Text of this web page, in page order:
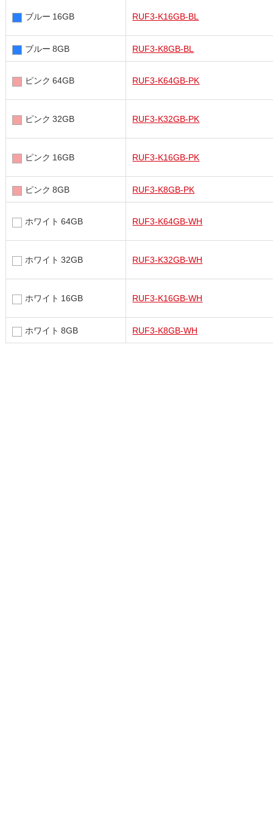
ブルー 16GB RUF3-K16GB-BL
ブルー 8GB RUF3-K8GB-BL
ピンク 64GB RUF3-K64GB-PK
ピンク 32GB RUF3-K32GB-PK
ピンク 16GB RUF3-K16GB-PK
ピンク 8GB RUF3-K8GB-PK
ホワイト 64GB RUF3-K64GB-WH
ホワイト 32GB RUF3-K32GB-WH
ホワイト 16GB RUF3-K16GB-WH
ホワイト 8GB RUF3-K8GB-WH